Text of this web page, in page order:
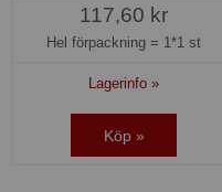
117,60 kr
Hel förpackning = 1*1 st
Lagerinfo »
Köp »